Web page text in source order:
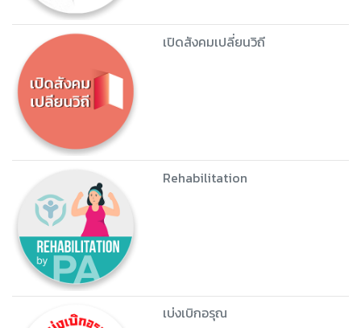
เปิดสังคมเปลี่ยนวิถี
Rehabilitation
เบ่งเบิกอรุณ